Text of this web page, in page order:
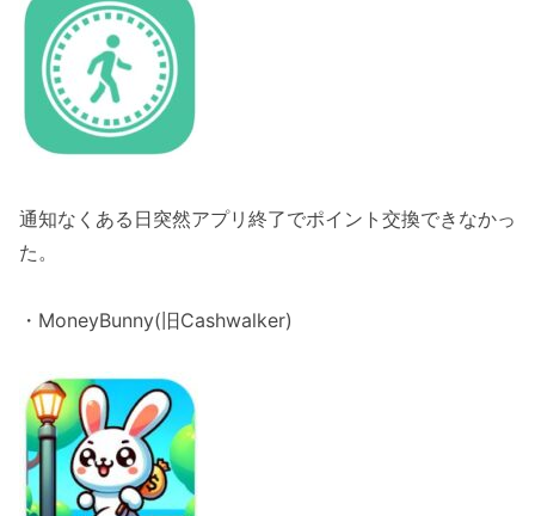
通知なくある日突然アプリ終了でポイント交換できなかっ
た。
・MoneyBunny(旧Cashwalker)